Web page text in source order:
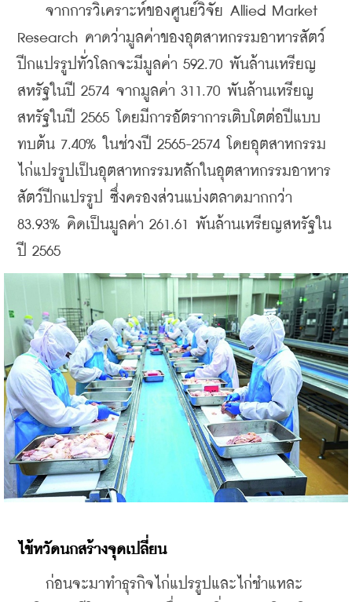
จากการวิเคราะห์ของศูนย์วิจัย Allied Market
Research คาดว่ามูลค่าของอุตสาหกรรมอาหารสัตว์
ปีกแปรรูปทั่วโลกจะมีมูลค่า 592.70 พันล้านเหรียญ
สหรัฐในปี 2574 จากมูลค่า 311.70 พันล้านเหรียญ
สหรัฐในปี 2565 โดยมีการอัตราการเติบโตต่อปีแบบ
ทบต้น 7.40% ในช่วงปี 2565-2574 โดยอุตสาหกรรม
ไก่แปรรูปเป็นอุตสาหกรรมหลักในอุตสาหกรรมอาหาร
สัตว์ปีกแปรรูป ซึ่งครองส่วนแบ่งตลาดมากกว่า
83.93% คิดเป็นมูลค่า 261.61 พันล้านเหรียญสหรัฐใน
ปี 2565
ไข้หวัดนกสร้างจุดเปลี่ยน
ก่อนจะมาทำธุรกิจไก่แปรรูปและไก่ชำแหละ